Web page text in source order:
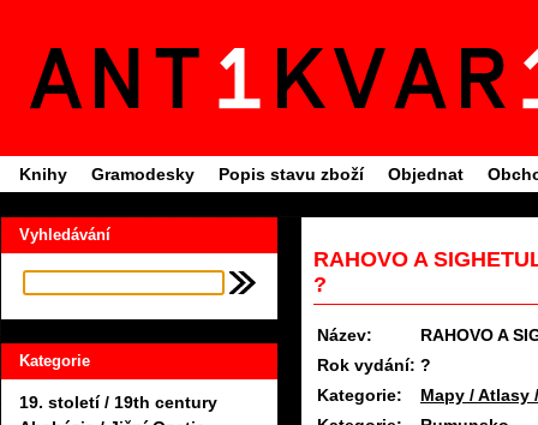
Knihy Gramodesky Popis stavu zboží Objednat
Vyhledávání
Kategorie
19. století / 19th century
RAHOVO A
?
Název:
RAHOVO A
Rok vydání: ?
Kategorie:
Mapy / Atlasy